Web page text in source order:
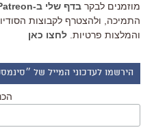
מוזמנים לבקר בדף שלי ב-Patreon
התמיכה, ולהצטרף לקבוצות
והמלצות פרטיות. לחצו כאן
הירשמו לעדכוני המייל של